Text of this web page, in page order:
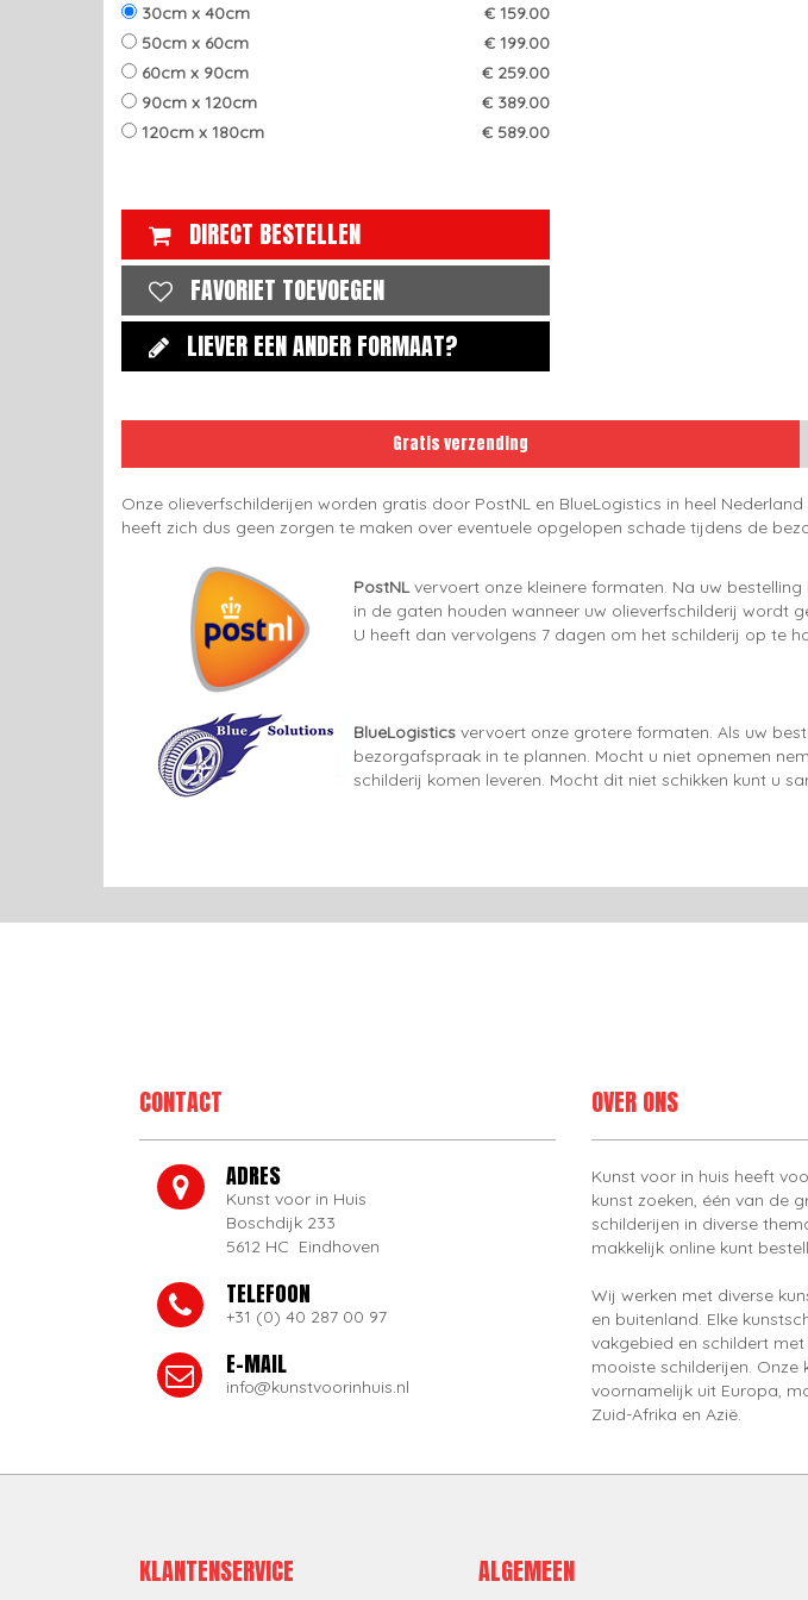
30cm x 40cm
€ 159.00
50cm x 60cm
€ 199.00
60cm x 90cm
€ 259.00
90cm x 120cm
€ 389.00
120cm x 180cm
€ 589.00
DIRECT BESTELLEN
FAVORIET TOEVOEGEN
LIEVER EEN ANDER FORMAAT?
Gratis verzending
Onze olieverfschilderijen worden gratis door PostNL en BlueLogistics in heel
heeft zich dus geen zorgen te maken over eventuele opgelopen schade tijdens de
PostNLvervoert onze kleinere formaten. Na uw
in de gaten houden wanneer uw olieverfschilderij wordt
U heeft dan vervolgens 7 dagen om het schilderij op te
BlueLogistics vervoert onze grotere formaten. Als uw
bezorgafspraak in te plannen. Mocht u niet opnemen
schilderij komen leveren. Mocht dit niet schikken kunt u
CONTACT
ADRES
Kunst voor in Huis
Boschdijk 233
5612 HC Eindhoven
TELEFOON
+31 (0) 40 287 00 97
E-MAIL
info@kunstvoorinhuis.nl
OVER ONS
Kunst voor in huis heeft
kunst zoeken, één van de
schilderijen in diverse
makkelijk online kunt
Wij werken met diverse
en buitenland. Elke
vakgebied en schildert
mooiste schilderijen. Onze
voornamelijk uit Europa,
Zuid-Afrika en Azië.
KLANTENSERVICE ALGEMEEN